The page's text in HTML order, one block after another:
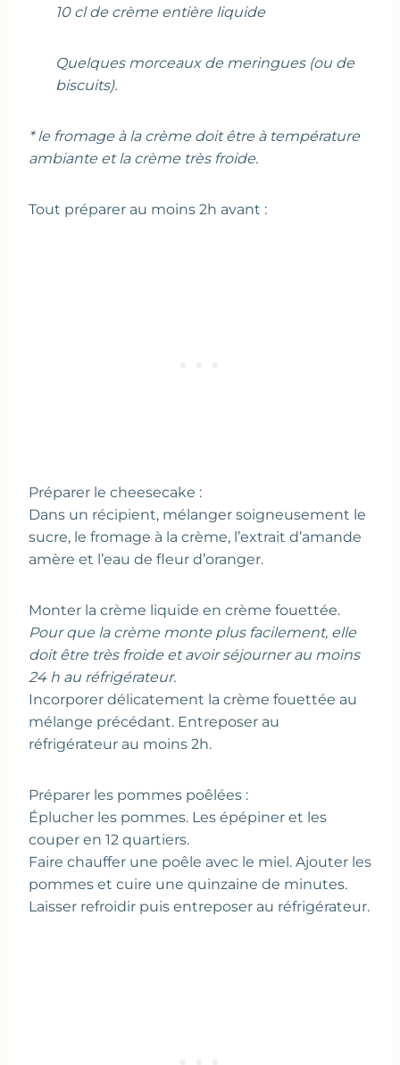
10 cl de crème entière liquide
Quelques morceaux de meringues (ou de
biscuits).
* le fromage à la crème doit être à température
ambiante et la crème très froide.
Tout préparer au moins 2h avant :
Préparer le cheesecake :
Dans un récipient, mélanger soigneusement le
sucre, le fromage à la crème, l’extrait d’amande
amère et l’eau de fleur d’oranger.
Monter la crème liquide en crème fouettée.
Pour que la crème monte plus facilement, elle
doit être très froide et avoir séjourner au moins
24 h au réfrigérateur.
Incorporer délicatement la crème fouettée au
mélange précédant. Entreposer au
réfrigérateur au moins 2h.
Préparer les pommes poêlées :
Éplucher les pommes. Les épépiner et les
couper en 12 quartiers.
Faire chauffer une poêle avec le miel. Ajouter les
pommes et cuire une quinzaine de minutes.
Laisser refroidir puis entreposer au réfrigérateur.